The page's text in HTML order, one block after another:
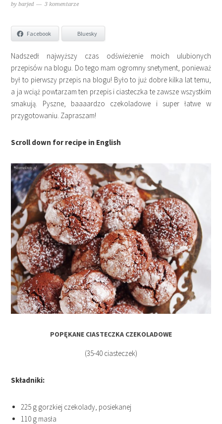
bybarjed 3 komentarze
Facebook Bluesky
Nadszedł najwyższy czas odświeżenie moich ulubionych
przepisów na blogu. Do tego mam ogromny snetyment, ponieważ
był to pierwszy przepis na blogu! Było to już dobre kilka lat temu,
a ja wciąż powtarzam ten przepis i ciasteczka te zawsze wszystkim
smakują. Pyszne, baaaardzo czekoladowe i super łatwe w
przygotowaniu. Zapraszam!
Scroll down for recipe in English
POPĘKANE CIASTECZKA CZEKOLADOWE
(35-40 ciasteczek)
Składniki:
225 g gorzkiej czekolady, posiekanej
110 g masła